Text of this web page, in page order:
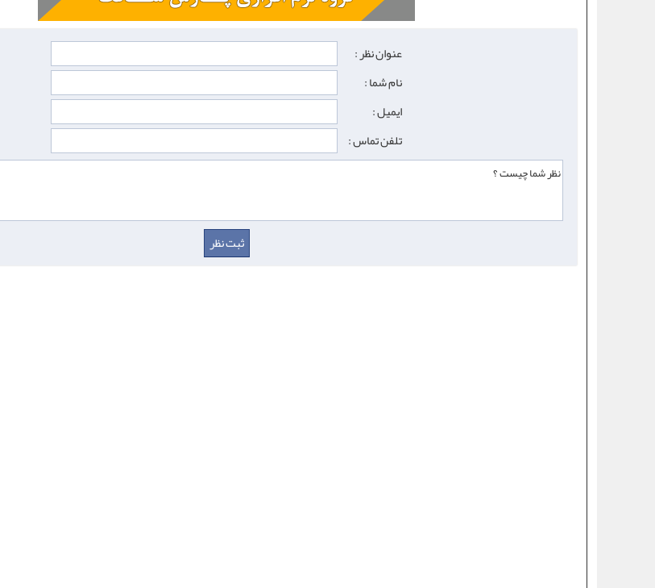
عنوان نظر :
نام شما :
ایمیل :
تلفن تماس :